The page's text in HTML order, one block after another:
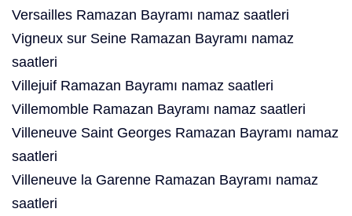
Versailles Ramazan Bayramı namaz saatleri
Vigneux sur Seine Ramazan Bayramı namaz
saatleri
Villejuif Ramazan Bayramı namaz saatleri
Villemomble Ramazan Bayramı namaz saatleri
Villeneuve Saint Georges Ramazan Bayramı namaz
saatleri
Villeneuve la Garenne Ramazan Bayramı namaz
saatleri